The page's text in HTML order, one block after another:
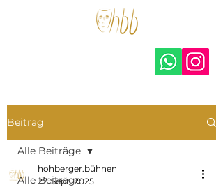
Beitrag
Alle Beiträge
Alle Beiträge
hohberger.bühnen
27. Sept. 2025